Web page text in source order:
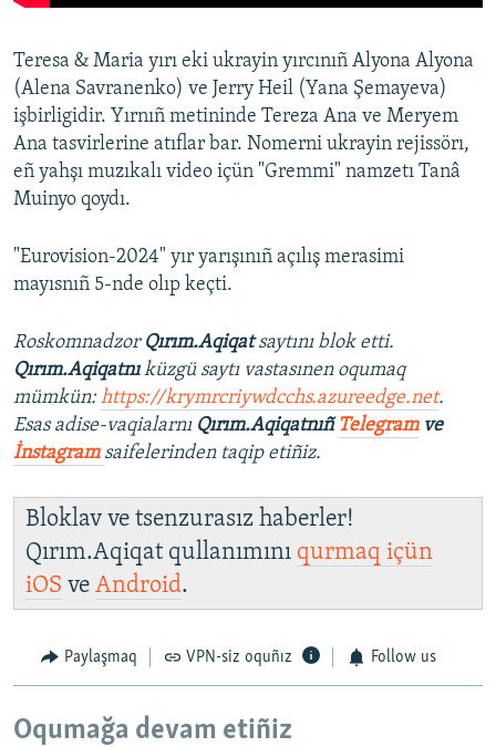
Teresa & Maria yırı eki ukrayin yırcınıñ Alyona Alyona
(Alena Savranenko) ve Jerry Heil (Yana Şemayeva)
işbirligidir. Yırnıñ metininde Tereza Ana ve Meryem
Ana tasvirlerine atıflar bar. Nomerni ukrayin rejissörı,
eñ yahşı muzıkalı video içün "Gremmi" namzetı Tanâ
Muinyo qoydı.
"Eurovision-2024" yır yarışınıñ açılış merasimi
mayısnıñ 5-nde olıp keçti.
Roskomnadzor Qırım.Aqiqatsaytını blok etti.
Qırım.Aqiqatnıküzgü saytı vastasınen oqumaq
mümkün:https://krymrcriywdcchs.azureedge.net.
Esas adise-vaqialarnı Qırım.Aqiqatnıñ Telegramve
İnstagram saifelerinden taqip etiñiz.
Bloklav ve tsenzurasız haberler!
Qırım.Aqiqat qullanımını qurmaq içün
iOS ve Android.
Paylaşmaq VPN-siz oquñız Follow us
Oqumağa devam etiñiz